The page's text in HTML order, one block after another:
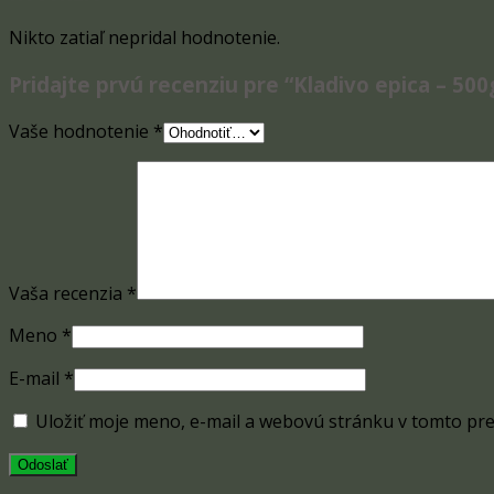
Nikto zatiaľ nepridal hodnotenie.
Pridajte prvú recenziu pre “Kladivo epica –
Vaše hodnotenie *
Vaša recenzia *
Meno *
E-mail *
Uložiť moje meno, e-mail a webovú stránku v tomto